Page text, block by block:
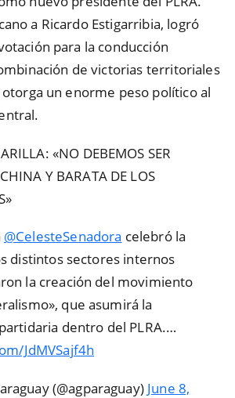
a Ricardo Estigarribia, logró
para la conducción
de victorias territoriales
un enorme peso político al
«NO DEBEMOS SER
Y BARATA DE LOS
@CelesteSenadora celebró la
distintos sectores internos
la creación del movimiento
que asumirá la
dentro del PLRA.…
JdMVSajf4h
(@agparaguay) June 8,